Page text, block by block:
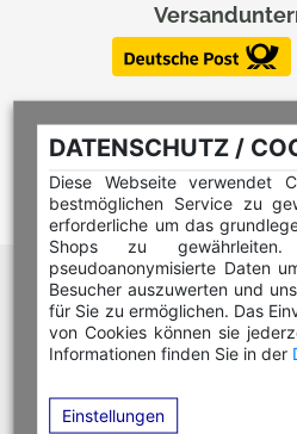
DATENSCHUTZ /
Diese Webseite verwendet
bestmöglichen Service zu
erforderliche um das
Shops zu gewährleiten.
pseudoanonymisierte Daten
Besucher auszuwerten und
für Sie zu ermöglichen. Das
von Cookies können sie
Informationen finden Sie in der
Einstellungen
Hilfe
Hilfe
Hilfe
Hilfe